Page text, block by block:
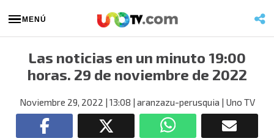
MENÚ
Las noticias en un minuto 19:00
horas. 29 de noviembre de 2022
Noviembre 29, 2022 | 13:08 | aranzazu-perusquia | Uno TV